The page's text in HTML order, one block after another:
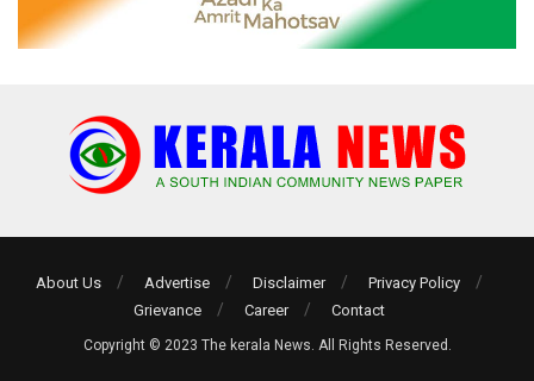
About Us Advertise Disclaimer
Privacy Policy
Grievance
Career Contact
Copyright © 2023 The kerala News. All Rights Reserved.